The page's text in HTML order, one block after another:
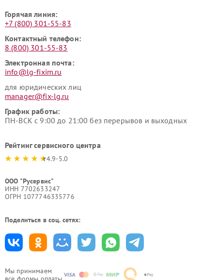
Мы принимаем
Горячая линия:
+7 (800) 301-55-83
Контактный телефон:
8 (800) 301-55-83
Электронная почта:
info@lg-fixim.ru
для юридических лиц
manager@fix-lg.ru
График работы:
ПН-ВСК с 9:00 до 21:00 без перерывов и выходных
Рейтинг сервисного центра
4.9-5.0
ООО "Русервис"
ИНН 7702633247
ОГРН 1077746335776
Поделиться в соц. сетях: